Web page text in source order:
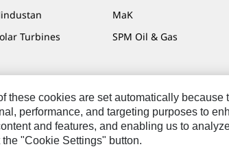
MaK
Turbines SPM Oil & Gas
Cat.com
these cookies are set automatically because
performance, and targeting purposes to
and features, and enabling us to
"Cookie Settings" button.